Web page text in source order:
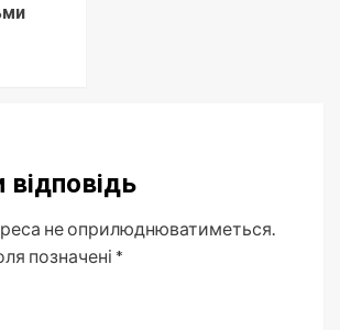
не оприлюднюватиметься.
позначені *